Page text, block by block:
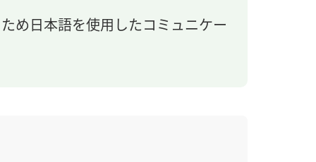
め日本語を使用したコミュニケー